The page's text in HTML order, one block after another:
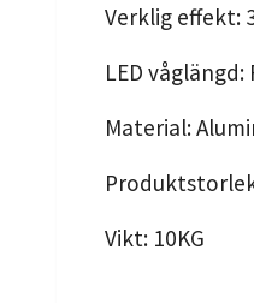
Verklig effekt:
LED
Material:
Vikt: 10KG